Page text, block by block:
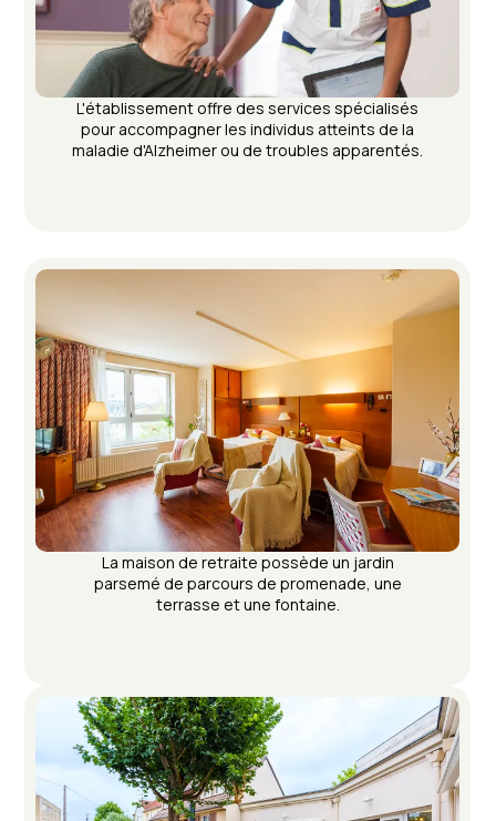
L'établissement offre des services spécialisés
pour accompagner les individus atteints de la
maladie d'Alzheimer ou de troubles apparentés.
La maison de retraite possède un jardin
parsemé de parcours de promenade, une
terrasse et une fontaine.